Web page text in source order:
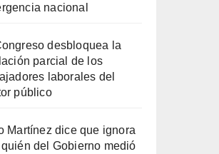
nacional
desbloquea la
parcial de los
laborales del
público
Martínez dice que ignora
del Gobierno medió